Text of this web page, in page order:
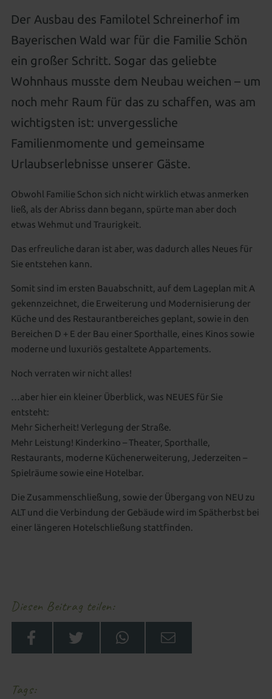
Regional, gesund & zukunftsweisend CO² neutral
Familienwelt
Wissenswertes
All-inclusive Premium Gut zu Wissen
Gutscheine schenken
Zimmer aussuchen & buchen
Familienwelt
Wohnen als Familie Animation für die ganze Familie
Outdoor Erlebniswelt Wellness für Familien
Familienurlaub in Süddeutschland
Familienangebote
Aussenpool Natursee
Spa-Anwendungen
Für Kids & Teens
Peelings, Packungen & Bäder Massagen
Wellness für Tagesgäste
Tageswellness Abendwellness
Der Ausbau des Familotel Schreinerhof im
Bayerischen Wald war für die Familie Schön
ein großer Schritt. Sogar das geliebte
Wohnhaus musste dem Neubau weichen – um
noch mehr Raum für das zu schaffen, was am
wichtigsten ist: unvergessliche
Familienmomente und gemeinsame
Urlaubserlebnisse unserer Gäste.
Obwohl Familie Schon sich nicht wirklich etwas anmerken
ließ, als der Abriss dann begann, spürte man aber doch
etwas Wehmut und Traurigkeit.
Das erfreuliche daran ist aber, was dadurch alles Neues für
Sie entstehen kann.
Somit sind im ersten Bauabschnitt, auf dem Lageplan mit A
gekennzeichnet, die Erweiterung und Modernisierung der
Küche und des Restaurantbereiches geplant, sowie in den
Bereichen D + E der Bau einer Sporthalle, eines Kinos sowie
moderne und luxuriös gestaltete Appartements.
Noch verraten wir nicht alles!
…aber hier ein kleiner Überblick, was NEUES für Sie
entsteht:
Mehr Sicherheit! Verlegung der Straße.
Mehr Leistung! Kinderkino – Theater, Sporthalle,
Restaurants, moderne Küchenerweiterung, Jederzeiten –
Spielräume sowie eine Hotelbar.
Die Zusammenschließung, sowie der Übergang von NEU zu
ALT und die Verbindung der Gebäude wird im Spätherbst bei
einer längeren Hotelschließung stattfinden.
Diesen Beitrag teilen
Tags